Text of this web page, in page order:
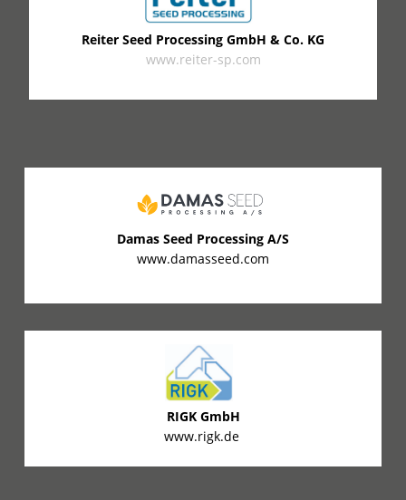
Reiter Seed Processing GmbH & Co. KG
www.reiter-sp.com
Damas Seed Processing A/S
www.damasseed.com
RIGK GmbH
www.rigk.de